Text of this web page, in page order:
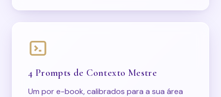
4 Prompts de Contexto Mestre
Um por e-book, calibrados para a sua área